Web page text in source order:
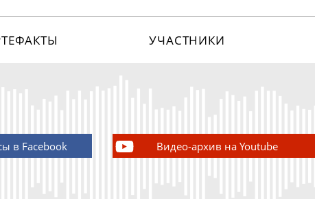
УЧАСТНИКИ
в Facebook Видео-архив на Youtube